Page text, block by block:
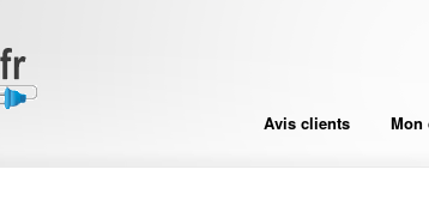
Avis clients Mon